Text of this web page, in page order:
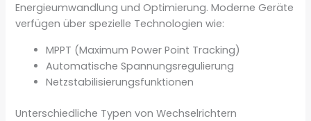
Energieumwandlung und Optimierung. Moderne Geräte
verfügen über spezielle Technologien wie:
MPPT (Maximum Power Point Tracking)
Automatische Spannungsregulierung
Netzstabilisierungsfunktionen
Unterschiedliche Typen von Wechselrichtern